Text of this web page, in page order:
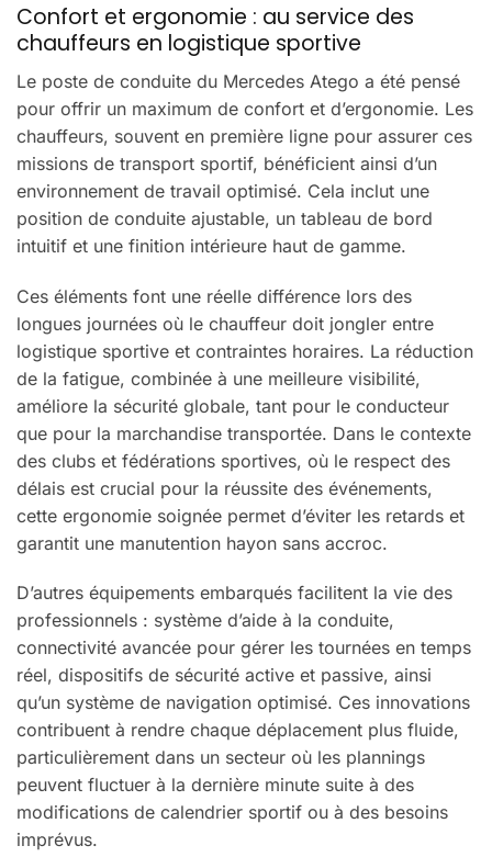
Confort et ergonomie : au service des
chauffeurs en logistique sportive
Le poste de conduite du Mercedes Atego a été pensé
pour offrir un maximum de confort et d’ergonomie. Les
chauffeurs, souvent en première ligne pour assurer ces
missions de transport sportif, bénéficient ainsi d’un
environnement de travail optimisé. Cela inclut une
position de conduite ajustable, un tableau de bord
intuitif et une finition intérieure haut de gamme.
Ces éléments font une réelle différence lors des
longues journées où le chauffeur doit jongler entre
logistique sportive et contraintes horaires. La réduction
de la fatigue, combinée à une meilleure visibilité,
améliore la sécurité globale, tant pour le conducteur
que pour la marchandise transportée. Dans le contexte
des clubs et fédérations sportives, où le respect des
délais est crucial pour la réussite des événements,
cette ergonomie soignée permet d’éviter les retards et
garantit une manutention hayon sans accroc.
D’autres équipements embarqués facilitent la vie des
professionnels : système d’aide à la conduite,
connectivité avancée pour gérer les tournées en temps
réel, dispositifs de sécurité active et passive, ainsi
qu’un système de navigation optimisé. Ces innovations
contribuent à rendre chaque déplacement plus fluide,
particulièrement dans un secteur où les plannings
peuvent fluctuer à la dernière minute suite à des
modifications de calendrier sportif ou à des besoins
imprévus.